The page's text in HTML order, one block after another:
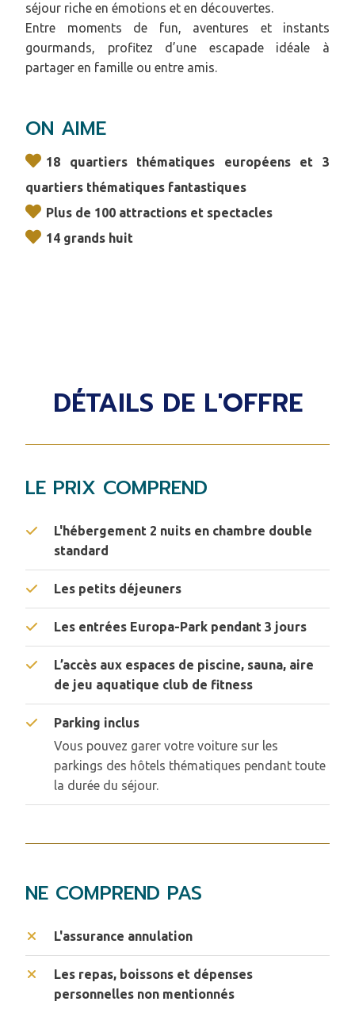
séjour riche en émotions et en découvertes.
Entre moments de fun, aventures et instants
gourmands, profitez d’une escapade idéale à
partager en famille ou entre amis.
ON AIME
18 quartiers thématiques européens et 3
quartiers thématiques fantastiques
Plus de 100 attractions et spectacles
14 grands huit
DÉTAILS DE L'OFFRE
LE PRIX COMPREND
L'hébergement 2 nuits en chambre double
standard
Les petits déjeuners
Les entrées Europa-Park pendant 3 jours
L’accès aux espaces de piscine, sauna, aire
de jeu aquatique club de fitness
Parking inclus
Vous pouvez garer votre voiture sur les
parkings des hôtels thématiques pendant toute
la durée du séjour.
NE COMPREND PAS
L'assurance annulation
Les repas, boissons et dépenses
personnelles non mentionnés